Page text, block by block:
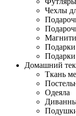
Чехлы
Подарки
Подарки
Домашний
Ткань
Одеяла